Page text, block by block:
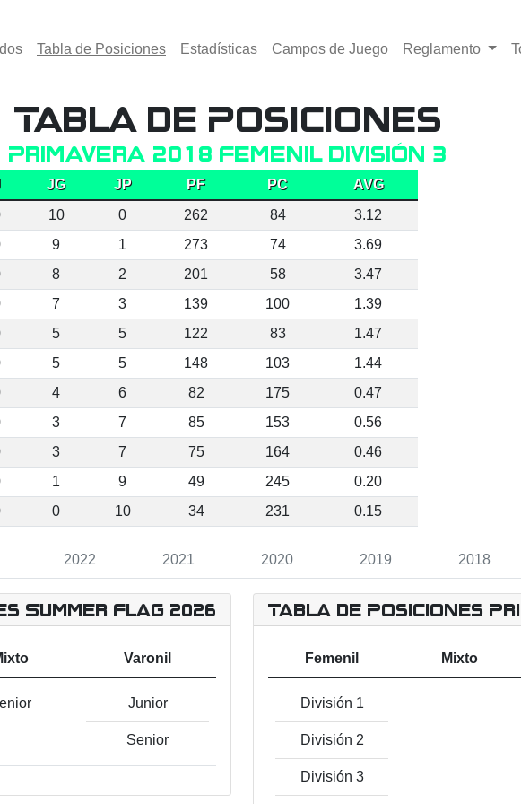
Tabla de Posiciones(activo)
Estadísticas Campos de Juego Reglamento
Tabla de Posiciones
Primavera 2018 Femenil División 3
JG JP PF PC
AVG
10 0 262 84
3.12
9 1 273 74
3.69
8 2 201 58
3.47
7 3 139 100
1.39
5 5 122 83
1.47
5 5 148 103
1.44
4 6 82 175
0.47
3 7 85 153
0.56
3 7 75 164
0.46
1 9 49 245
0.20
0 10 34 231 0.15
2022 2021 2020 2019 2018
Summer Flag 2026
Varonil
Junior
Senior
Tabla de Posiciones
Femenil Mixto
División 1
División 2
División 3